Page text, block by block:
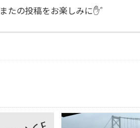
の投稿をお楽しみに✋゛